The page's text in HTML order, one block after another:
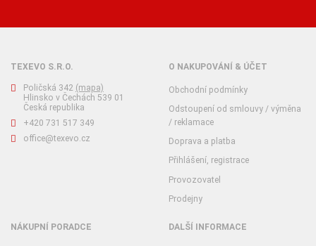
TEXEVO S.R.O.
Poličská 342 (mapa)
Hlinsko v Čechách 539 01
Česká republika
+420 731 517 349
office@texevo.cz
O NAKUPOVÁNÍ & ÚČET
Obchodní podmínky
Odstoupení od smlouvy / výměna
/ reklamace
Doprava a platba
Přihlášení, registrace
Provozovatel
Prodejny
NÁKUPNÍ PORADCE DALŠÍ INFORMACE